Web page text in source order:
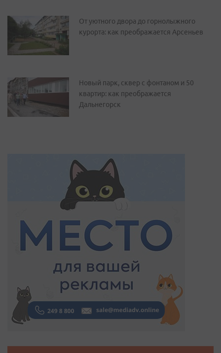
От уютного двора до горнолыжного
курорта: как преображается Арсеньев
Новый парк, сквер с фонтаном и 50
квартир: как преображается
Дальнегорск